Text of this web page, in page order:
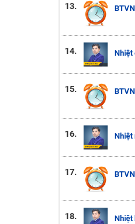
13.
14. Nhiệt
15.
16. Nhiệt
17.
18. Nhiệt